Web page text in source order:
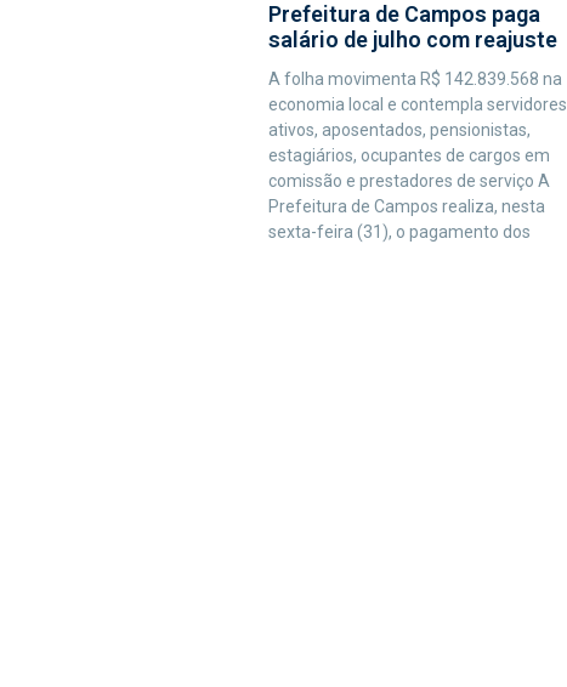
Prefeitura de Campos paga
salário de julho com reajuste
A folha movimenta R$ 142.839.568 na
economia local e contempla servidores
ativos, aposentados, pensionistas,
estagiários, ocupantes de cargos em
comissão e prestadores de serviço A
Prefeitura de Campos realiza, nesta
sexta-feira (31), o pagamento dos